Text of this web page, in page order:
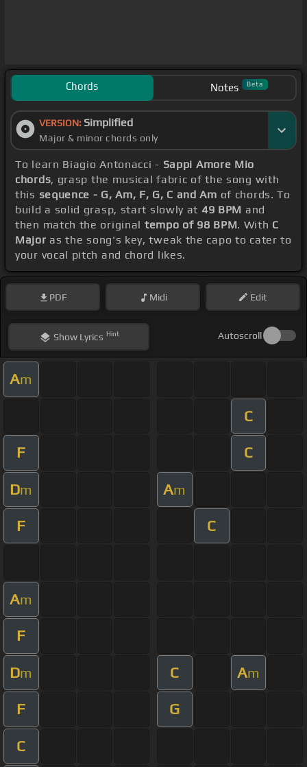
Chords Notes Beta
VERSION: Simplified
Major & minor chords only
To learn Biagio Antonacci - Sappi Amore Mio
chords, grasp the musical fabric of the song with
this sequence - G, Am, F, G, C and Am of chords. To
build a solid grasp, start slowly at 49 BPM and
then match the original tempo of 98 BPM. With C
Major as the song's key, tweak the capo to cater to
your vocal pitch and chord likes.
PDF Midi Edit
ShowLyrics Hint Autoscroll
Am
C
F C
Dm Am
F C
Am
F
Dm C Am
F G
C